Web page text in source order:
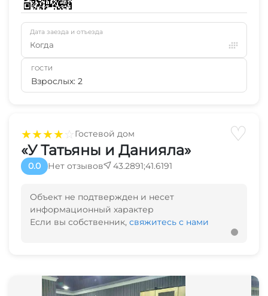
★★★★☆Гостевой дом ♡
«У Татьяны и Данияла»
0.0 Нет отзывов 43.2891;41.6191
Объект не подтвержден и несет
информационный характер
Если вы собственник, свяжитесь с нами
Дата заезда и отъезда
Когда
ГОСТИ
Взрослых: 2